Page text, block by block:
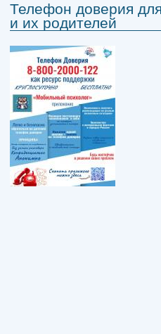
Телефон доверия
и их родителей